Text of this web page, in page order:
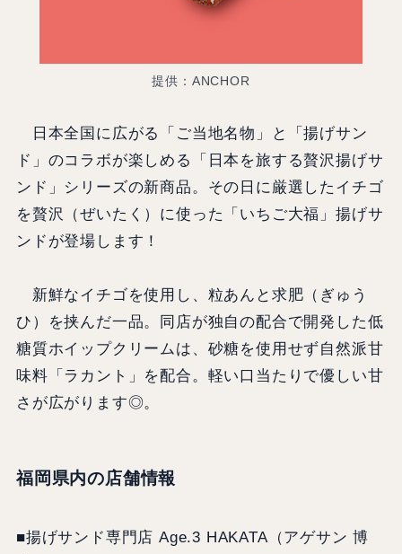
提供：ANCHOR
日本全国に広がる「ご当地名物」と「揚げサン
ド」のコラボが楽しめる「日本を旅する贅沢揚げサ
ンド」シリーズの新商品。その日に厳選したイチゴ
を贅沢（ぜいたく）に使った「いちご大福」揚げサ
ンドが登場します！
新鮮なイチゴを使用し、粒あんと求肥（ぎゅう
ひ）を挟んだ一品。同店が独自の配合で開発した低
糖質ホイップクリームは、砂糖を使用せず自然派甘
味料「ラカント」を配合。軽い口当たりで優しい甘
さが広がります◎。
福岡県内の店舗情報
■揚げサンド専門店 Age.3 HAKATA（アゲサン 博